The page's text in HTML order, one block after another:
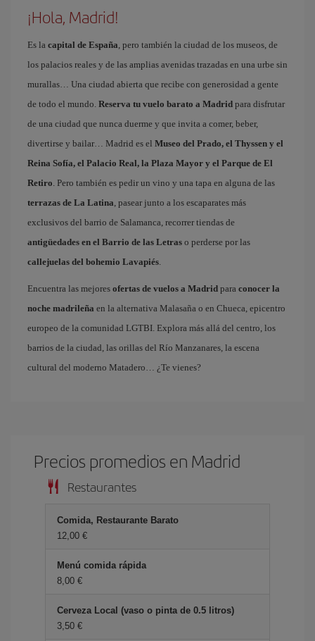
¡Hola, Madrid!
Es la capital de España, pero también la ciudad de los museos, de
los palacios reales y de las amplias avenidas trazadas en una urbe sin
murallas… Una ciudad abierta que recibe con generosidad a gente
de todo el mundo. Reserva tu vuelo barato a Madrid para disfrutar
de una ciudad que nunca duerme y que invita a comer, beber,
divertirse y bailar… Madrid es el Museo del Prado, el Thyssen y el
Reina Sofía, el Palacio Real, la Plaza Mayor y el Parque de El
Retiro. Pero también es pedir un vino y una tapa en alguna de las
terrazas de La Latina, pasear junto a los escaparates más
exclusivos del barrio de Salamanca, recorrer tiendas de
antigüedades en el Barrio de las Letras o perderse por las
callejuelas del bohemio Lavapiés.
Encuentra las mejores ofertas de vuelos a Madrid para conocer la
noche madrileña en la alternativa Malasaña o en Chueca, epicentro
europeo de la comunidad LGTBI. Explora más allá del centro, los
barrios de la ciudad, las orillas del Río Manzanares, la escena
cultural del moderno Matadero… ¿Te vienes?
Precios promedios en Madrid
Restaurantes
Comida, Restaurante Barato
12,00 €
Menú comida rápida
8,00 €
Cerveza Local (vaso o pinta de 0.5 litros)
3,50 €